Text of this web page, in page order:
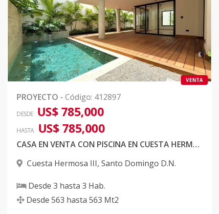
VENTA
PROYECTO - Código: 412897
DESDE US$ 785,000
HASTA US$ 785,000
CASA EN VENTA CON PISCINA EN CUESTA HERMOSA III
Cuesta Hermosa III, Santo Domingo D.N.
Desde 3 hasta 3 Hab.
Desde 563 hasta 563 Mt2